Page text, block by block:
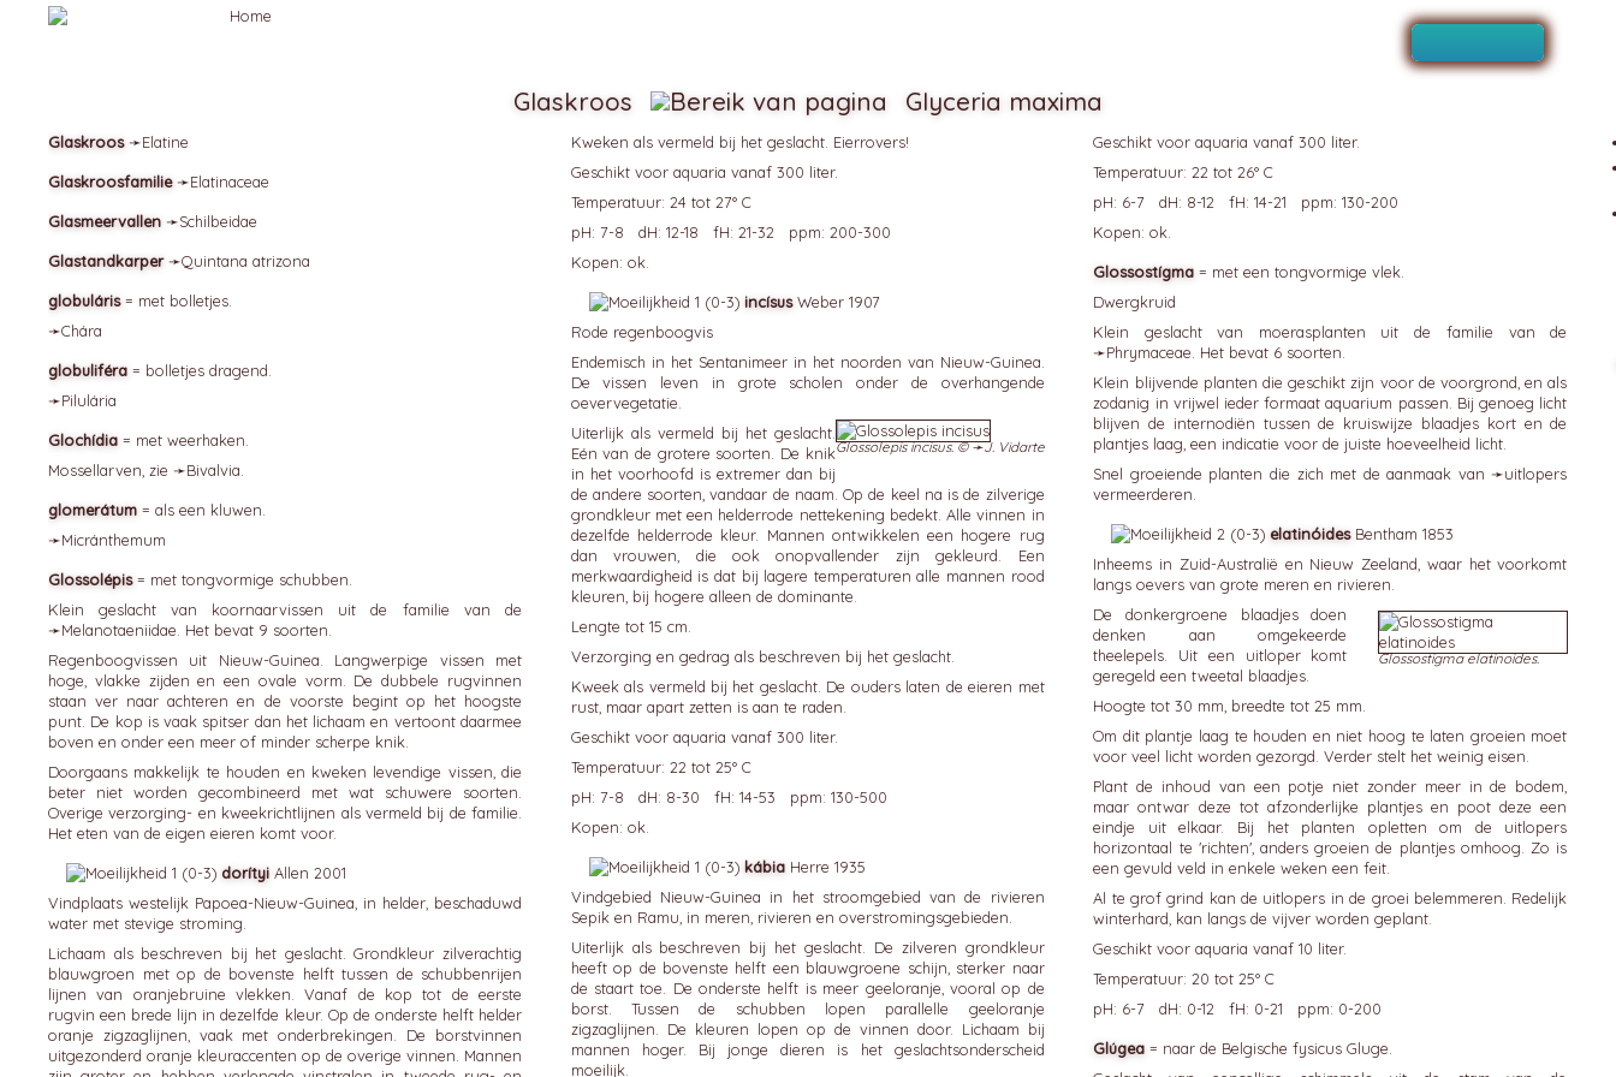
Glaskroos Glyceria maxima
Glaskroos➛Elatine
Glaskroosfamilie➛Elatinaceae
Glasmeervallen ➛Schilbeidae
Glastandkarper➛Quintana atrizona
globuláris = met bolletjes.
➛Chára
globuliféra = bolletjes dragend.
➛Pilulária
Glochídia = met weerhaken.
Mossellarven, zie ➛Bivalvia
glomerátum = als een kluwen.
➛Micránthemum
Glossolépis = met tongvormige schubben.
Klein geslacht van koornaarvissen uit de familie van de
➛Melanotaeniidae . Het bevat 9 soorten.
Regenboogvissen uit Nieuw-Guinea. Langwerpige vissen met
hoge, vlakke zijden en een ovale vorm. De dubbele rugvinnen
staan ver naar achteren en de voorste begint op het hoogste
punt. De kop is vaak spitser dan het lichaam en vertoont daarmee
boven en onder een meer of minder scherpe knik.
Doorgaans makkelijk te houden en kweken levendige vissen, die
beter niet worden gecombineerd met wat schuwere soorten.
Overige verzorging- en kweekrichtlijnen als vermeld bij de familie.
Het eten van de eigen eieren komt voor.
dorítyi Allen 2001
Vindplaats westelijk Papoea-Nieuw-Guinea, in helder, beschaduwd
water met stevige stroming.
Lichaam als beschreven bij het geslacht. Grondkleur zilverachtig
blauwgroen met op de bovenste helft tussen de schubbenrijen
lijnen van oranjebruine vlekken. Vanaf de kop tot de eerste
rugvin een brede lijn in dezelfde kleur. Op de onderste helft helder
oranje zigzaglijnen, vaak met onderbrekingen. De borstvinnen
uitgezonderd oranje kleuraccenten op de overige vinnen. Mannen
Kweken als vermeld bij het geslacht. Eierrovers!
Geschikt voor aquaria vanaf 300 liter.
Temperatuur: 24 tot 27° C
pH: 7-8 dH: 12-18 fH: 21-32 ppm: 200-300
Kopen: ok.
incísusWeber 1907
Rode regenboogvis
Endemisch in het Sentanimeer in het noorden van Nieuw-Guinea.
De vissen leven in grote scholen onder de overhangende
oevervegetatie.
Glossolepis incisus. © ➛J. Vidarte
Uiterlijk als vermeld bij het geslacht.
Eén van de grotere soorten. De knik
in het voorhoofd is extremer dan bij
de andere soorten, vandaar de naam. Op de keel na is de zilverige
grondkleur met een helderrode nettekening bedekt. Alle vinnen in
dezelfde helderrode kleur. Mannen ontwikkelen een hogere rug
dan vrouwen, die ook onopvallender zijn gekleurd. Een
merkwaardigheid is dat bij lagere temperaturen alle mannen rood
kleuren, bij hogere alleen de dominante.
Lengte tot 15 cm.
Verzorging en gedrag als beschreven bij het geslacht.
Kweek als vermeld bij het geslacht. De ouders laten de eieren met
rust, maar apart zetten is aan te raden.
Geschikt voor aquaria vanaf 300 liter.
Temperatuur: 22 tot 25° C
pH: 7-8 dH: 8-30 fH: 14-53 ppm: 130-500
Kopen: ok.
kábiaHerre 1935
Vindgebied Nieuw-Guinea in het stroomgebied van de rivieren
Sepik en Ramu, in meren, rivieren en overstromingsgebieden.
Uiterlijk als beschreven bij het geslacht. De zilveren grondkleur
heeft op de bovenste helft een blauwgroene schijn, sterker naar
de staart toe. De onderste helft is meer geeloranje, vooral op de
borst. Tussen de schubben lopen parallelle geeloranje
zigzaglijnen. De kleuren lopen op de vinnen door. Lichaam bij
mannen hoger. Bij jonge dieren is het geslachtsonderscheid
moeilijk.
Geschikt voor aquaria vanaf 300 liter.
Temperatuur: 22 tot 26° C
pH: 6-7 dH: 8-12 fH: 14-21 ppm: 130-200
Kopen: ok.
Glossostígma = met een tongvormige vlek.
Dwergkruid
Klein geslacht van moerasplanten uit de familie van de
➛Phrymaceae . Het bevat 6 soorten.
Klein blijvende planten die geschikt zijn voor de voorgrond, en als
zodanig in vrijwel ieder formaat aquarium passen. Bij genoeg licht
blijven de internodiën tussen de kruiswijze blaadjes kort en de
plantjes laag, een indicatie voor de juiste hoeveelheid licht.
Snel groeiende planten die zich met de aanmaak van ➛uitlopers
vermeerderen.
elatinóidesBentham 1853
Inheems in Zuid-Australië en Nieuw Zeeland, waar het voorkomt
langs oevers van grote meren en rivieren.
Glossostigma elatinoides.
De donkergroene blaadjes doen
denken aan omgekeerde
theelepels. Uit een uitloper komt
geregeld een tweetal blaadjes.
Hoogte tot 30 mm, breedte tot 25 mm.
Om dit plantje laag te houden en niet hoog te laten groeien moet
voor veel licht worden gezorgd. Verder stelt het weinig eisen.
Plant de inhoud van een potje niet zonder meer in de bodem,
maar ontwar deze tot afzonderlijke plantjes en poot deze een
eindje uit elkaar. Bij het planten opletten om de uitlopers
horizontaal te 'richten', anders groeien de plantjes omhoog. Zo is
een gevuld veld in enkele weken een feit.
Al te grof grind kan de uitlopers in de groei belemmeren. Redelijk
winterhard, kan langs de vijver worden geplant.
Geschikt voor aquaria vanaf 10 liter.
Temperatuur: 20 tot 25° C
pH: 6-7 dH: 0-12 fH: 0-21 ppm: 0-200
Glúgea = naar de Belgische fysicus Gluge.